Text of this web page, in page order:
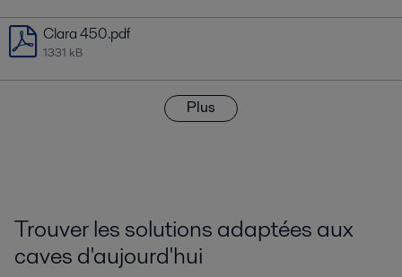
Clara 450.pdf
1331 kB
Plus
Trouver les solutions adaptées aux
caves d'aujourd'hui